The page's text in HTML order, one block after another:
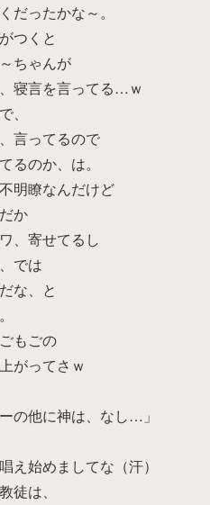
だったかな～。
つくと
ちゃんが
寝言を言ってる…ｗ
、
言ってるので
るのか、は。
明瞭なんだけど
か
、寄せてるし
では
な、と
もごの
がってさｗ
の他に神は、なし…」
え始めましてな（汗）
徒は、